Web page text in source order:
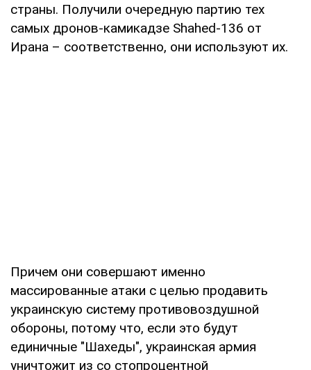
страны. Получили очередную партию тех
самых дронов-камикадзе Shahed-136 от
Ирана – соответственно, они используют их.
Причем они совершают именно
массированные атаки с целью продавить
украинскую систему противовоздушной
обороны, потому что, если это будут
единичные "Шахеды", украинская армия
уничтожит из со стопроцентной